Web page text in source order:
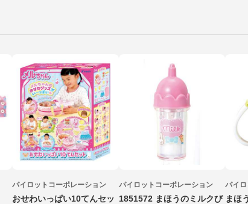
パイロットコーポレーション
おせわいっぱい10てんセッ
パイロットコーポレーション
1851572 まほうのミルクび
パイ
まほ